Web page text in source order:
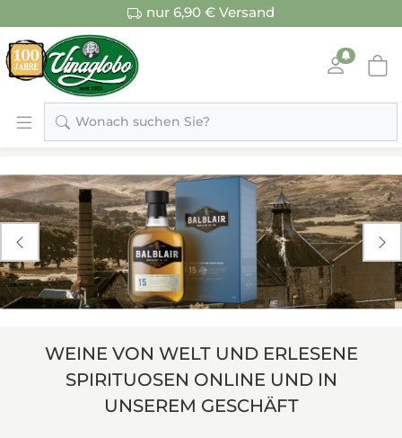
nur 6,90 € Versand
Wonach suchen Sie?
 
WEINE VON WELT UND ERLESENE
SPIRITUOSEN ONLINE UND IN
UNSEREM GESCHÄFT